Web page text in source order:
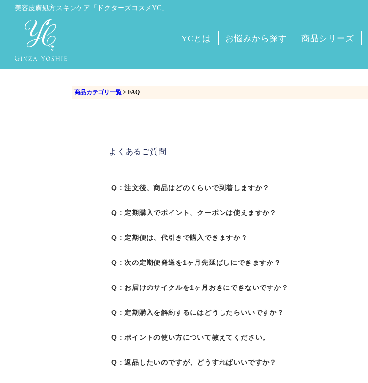
美容皮膚処方スキンケア 「ドクターズコスメYC」
YCとは お悩みから探す 商品シリーズ
商品カテゴリ一覧 > FAQ
よくあるご質問
Q : 注文後、商品はどのくらいで到着しますか？
Q : 定期購入でポイント、クーポンは使えますか？
Q : 定期便は、代引きで購入できますか？
Q : 次の定期便発送を1ヶ月先延ばしにできますか？
Q : お届けのサイクルを1ヶ月おきにできないですか？
Q : 定期購入を解約するにはどうしたらいいですか？
Q : ポイントの使い方について教えてください。
Q : 返品したいのですが、どうすればいいですか？